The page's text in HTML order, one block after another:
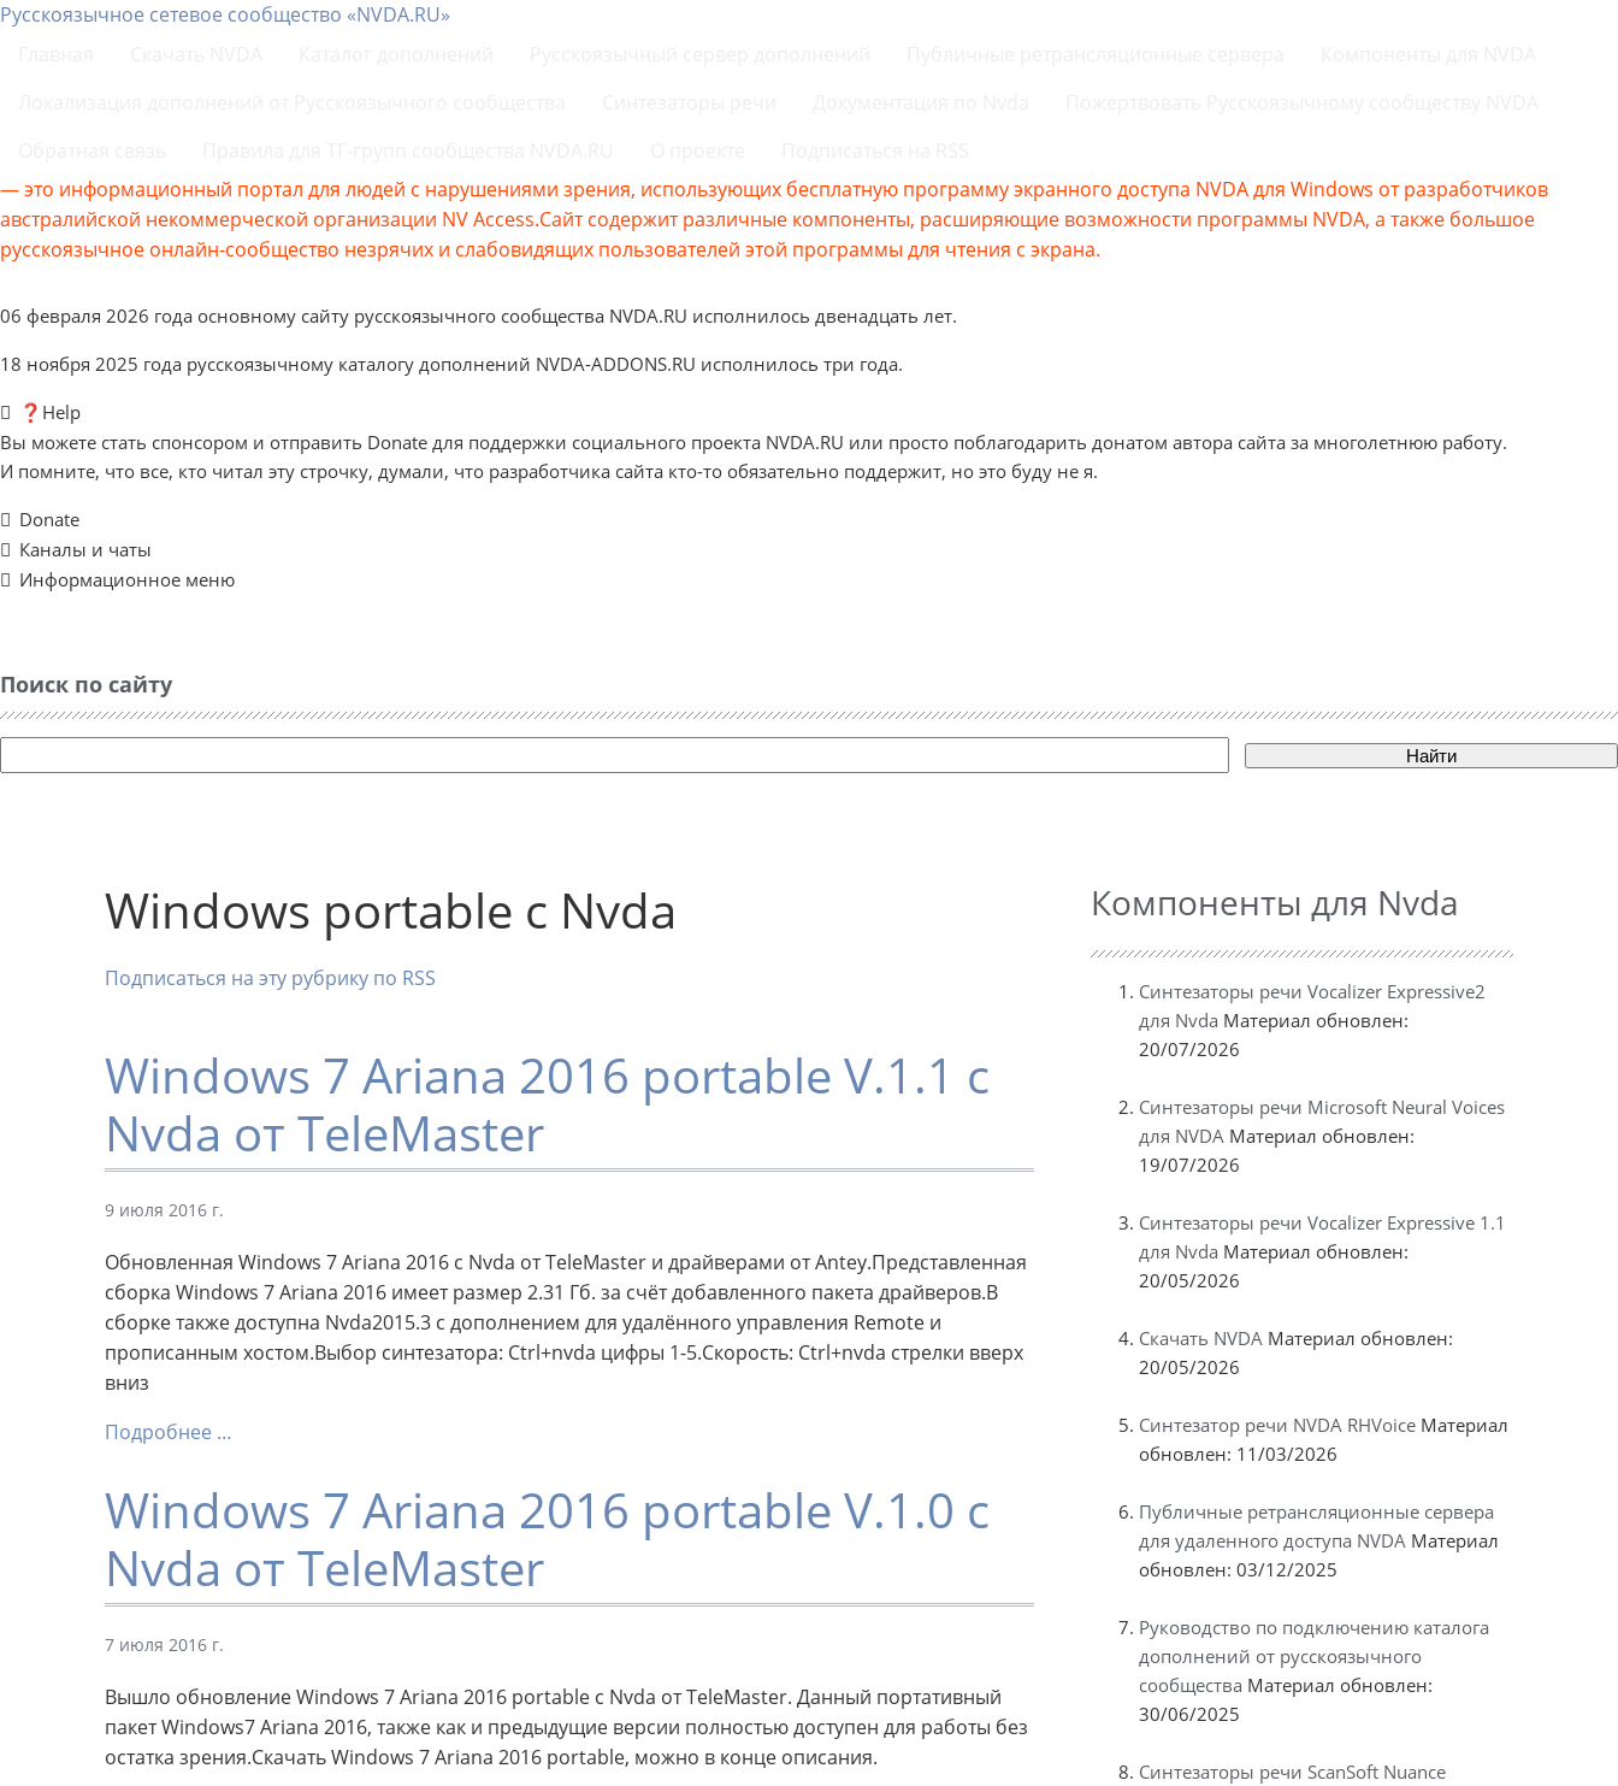
Русскоязычное сетевое сообщество «NVDA.RU»
— это информационный портал для людей с нарушениями зрения, использующих бесплатную программу экранного доступа NVDA для Windows от разработчиков
австралийской некоммерческой организации NV Access.Сайт содержит различные компоненты, расширяющие возможности программы NVDA, а также большое
русскоязычное онлайн-сообщество незрячих и слабовидящих пользователей этой программы для чтения с экрана.
06 февраля 2026 года основному сайту русскоязычного сообщества NVDA.RU исполнилось двенадцать лет.
18 ноября 2025 года русскоязычному каталогу дополнений NVDA-ADDONS.RU исполнилось три года.
❓Help
Вы можете стать спонсором и отправить Donate для поддержки социального проекта NVDA.RU или просто поблагодарить донатом автора сайта за многолетнюю работу.
И помните, что все, кто читал эту строчку, думали, что разработчика сайта кто-то обязательно поддержит, но это буду не я.
Donate
Каналы и чаты
Информационное меню
Поиск по сайту
Найти
Windows portable с Nvda
Подписаться на эту рубрику по RSS
Windows 7 Ariana 2016 portable V.1.1 с
Nvda от TeleMaster
9 июля 2016 г.
Обновленная Windows 7 Ariana 2016 с Nvda от TeleMaster и драйверами от Antey.Представленная
сборка Windows 7 Ariana 2016 имеет размер 2.31 Гб. за счёт добавленного пакета драйверов.В
сборке также доступна Nvda2015.3 с дополнением для удалённого управления Remote и
прописанным хостом.Выбор синтезатора: Ctrl+nvda цифры 1-5.Скорость: Ctrl+nvda стрелки вверх
вниз
Подробнее …
Windows 7 Ariana 2016 portable V.1.0 с
Nvda от TeleMaster
7 июля 2016 г.
Вышло обновление Windows 7 Ariana 2016 portable с Nvda от TeleMaster. Данный портативный
пакет Windows7 Ariana 2016, также как и предыдущие версии полностью доступен для работы без
остатка зрения.Скачать Windows 7 Ariana 2016 portable, можно в конце описания.
Компоненты для Nvda
Синтезаторы речи Vocalizer Expressive2
для Nvda Материал обновлен:
20/07/2026
Синтезаторы речи Microsoft Neural Voices
для NVDA Материал обновлен:
19/07/2026
Синтезаторы речи Vocalizer Expressive 1.1
для Nvda Материал обновлен:
20/05/2026
Скачать NVDA Материал обновлен:
20/05/2026
Синтезатор речи NVDA RHVoice Материал
обновлен: 11/03/2026
Публичные ретрансляционные сервера
для удаленного доступа NVDA Материал
обновлен: 03/12/2025
Руководство по подключению каталога
дополнений от русскоязычного
сообщества Материал обновлен:
30/06/2025
Синтезаторы речи ScanSoft Nuance